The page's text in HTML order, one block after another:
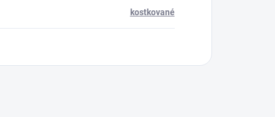
kostkované